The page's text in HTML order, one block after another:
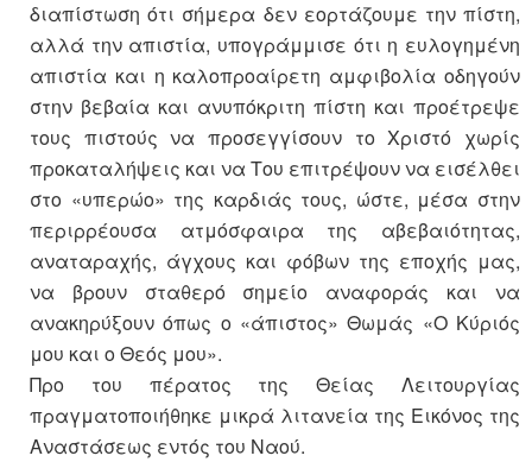
διαπίστωση ότι σήμερα δεν εορτάζουμε την πίστη,
αλλά την απιστία, υπογράμμισε ότι η ευλογημένη
απιστία και η καλοπροαίρετη αμφιβολία οδηγούν
στην βεβαία και ανυπόκριτη πίστη και προέτρεψε
τους πιστούς να προσεγγίσουν το Χριστό χωρίς
προκαταλήψεις και να Του επιτρέψουν να εισέλθει
στο «υπερώο» της καρδιάς τους, ώστε, μέσα στην
περιρρέουσα ατμόσφαιρα της αβεβαιότητας,
αναταραχής, άγχους και φόβων της εποχής μας,
να βρουν σταθερό σημείο αναφοράς και να
ανακηρύξουν όπως ο «άπιστος» Θωμάς «Ο Κύριός
μου και ο Θεός μου».
Προ του πέρατος της Θείας Λειτουργίας
πραγματοποιήθηκε μικρά λιτανεία της Εικόνος της
Αναστάσεως εντός του Ναού.